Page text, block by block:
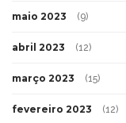
maio 2023 (9)
abril 2023 (12)
março 2023 (15)
fevereiro 2023 (12)